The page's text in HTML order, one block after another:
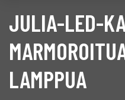
JULIA-LED-
LAMPPUA